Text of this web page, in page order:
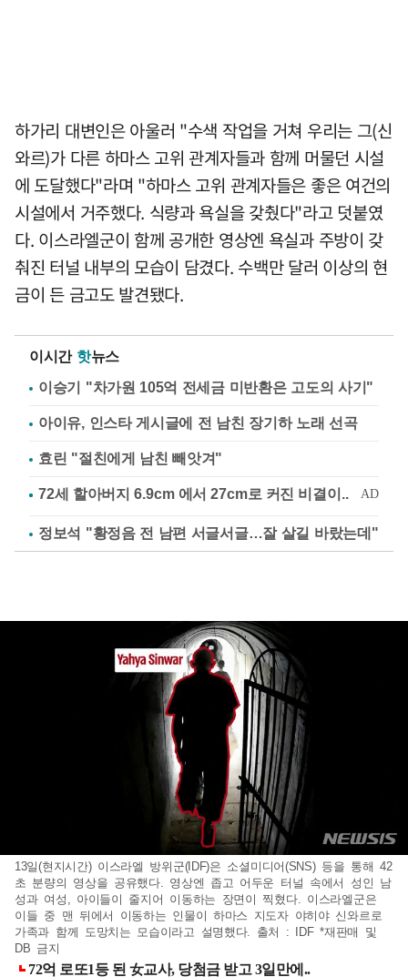
하가리 대변인은 아울러 "수색 작업을 거쳐 우리는 그(신
와르)가 다른 하마스 고위 관계자들과 함께 머물던 시설
에 도달했다"라며 "하마스 고위 관계자들은 좋은 여건의
시설에서 거주했다. 식량과 욕실을 갖췄다"라고 덧붙였
다. 이스라엘군이 함께 공개한 영상엔 욕실과 주방이 갖
춰진 터널 내부의 모습이 담겼다. 수백만 달러 이상의 현
금이 든 금고도 발견됐다.
이시간 핫뉴스
이승기 "차가원 105억 전세금 미반환은 고도의 사기"
아이유, 인스타 게시글에 전 남친 장기하 노래 선곡
효린 "절친에게 남친 빼앗겨"
정보석 "황정음 전 남편 서글서글…잘 살길 바랐는데"
13일(현지시간) 이스라엘 방위군(IDF)은 소셜미디어(SNS) 등을 통해 42
초 분량의 영상을 공유했다. 영상엔 좁고 어두운 터널 속에서 성인 남
성과 여성, 아이들이 줄지어 이동하는 장면이 찍혔다. 이스라엘군은
이들 중 맨 뒤에서 이동하는 인물이 하마스 지도자 야히야 신와르로
가족과 함께 도망치는 모습이라고 설명했다. 출처 : IDF *재판매 및
DB 금지